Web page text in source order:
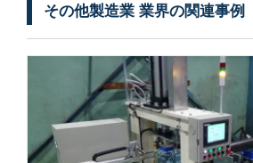
その他製造業 業界の関連事例